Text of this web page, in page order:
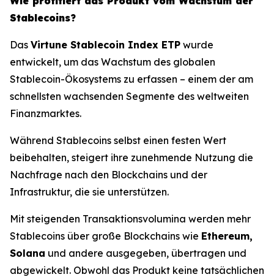
Stablecoins?
Das Virtune Stablecoin Index ETP wurde
entwickelt, um das Wachstum des globalen
Stablecoin-Ökosystems zu erfassen – einem der am
schnellsten wachsenden Segmente des weltweiten
Finanzmarktes.
Während Stablecoins selbst einen festen Wert
beibehalten, steigert ihre zunehmende Nutzung die
Nachfrage nach den Blockchains und der
Infrastruktur, die sie unterstützen.
Mit steigenden Transaktionsvolumina werden mehr
Stablecoins über große Blockchains wie Ethereum,
Solana und andere ausgegeben, übertragen und
abgewickelt. Obwohl das Produkt keine tatsächlichen